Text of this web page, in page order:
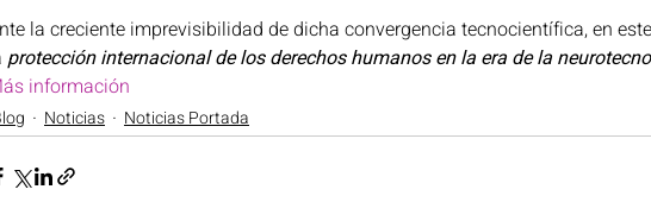
la creciente imprevisibilidad de dicha convergencia tecnocientífica, en
protección internacional de los derechos humanos en la era de la
información
Noticias Noticias Portada